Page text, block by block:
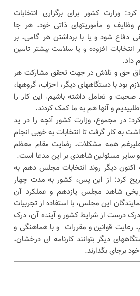
وزارت کشور برای برگزاری انتخابات
وظایف و مأموریتهای ذاتی خود، هر جا
دفاع شود و یا با برداشتن هر گامی، بر
افزوده و یا سلامت بیشتر تامین
داد.
حق و تلاش در جهت تحقق مشارکت هر
بود با دستگاههای دیگر، احزاب، گروهها،
صحبت و تعامل داشته باشیم، این کار را
طلبیدیم و آنها هم به ما کمک کردند.
در مجموع، وزارت کشور آنچه را در ید
به کار گرفت تا انتخابات به خوبی انجام
همه مشکلات، رضایت مقام معظم
سایر مسئولین شاهدی بر این مدعا است.
اکنون دیگر روند انتخابات مجلس دهم به
کرد: از این پس، کشور به مدت چهار
شاهد مجلس یازدهم و عملکرد آن
این مجلس، با استفاده از تجربیات
درست از شرایط کشور و آینده آن، درک
رعایت قوانین و مقررات و با هماهنگی و
دیگر بتوانند کارنامه ای درخشان،
برجای بگذارند.